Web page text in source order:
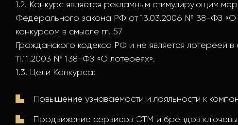
1.2. Конкурс является рекламным стимулирующим
Федерального закона РФ от 13.03.2006 № 38-ФЗ «О
конкурсом в смысле гл. 57
Гражданского кодекса РФ и не является лотереей
11.11.2003 № 138-ФЗ «О лотереях».
1.3. Цели Конкурса:
Повышение узнаваемости и лояльности к
Продвижение сервисов ЭТМ и брендов